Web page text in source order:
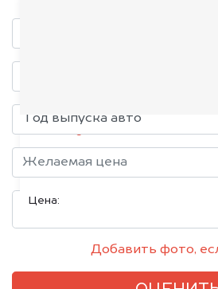
Цена:
Добавить фото,